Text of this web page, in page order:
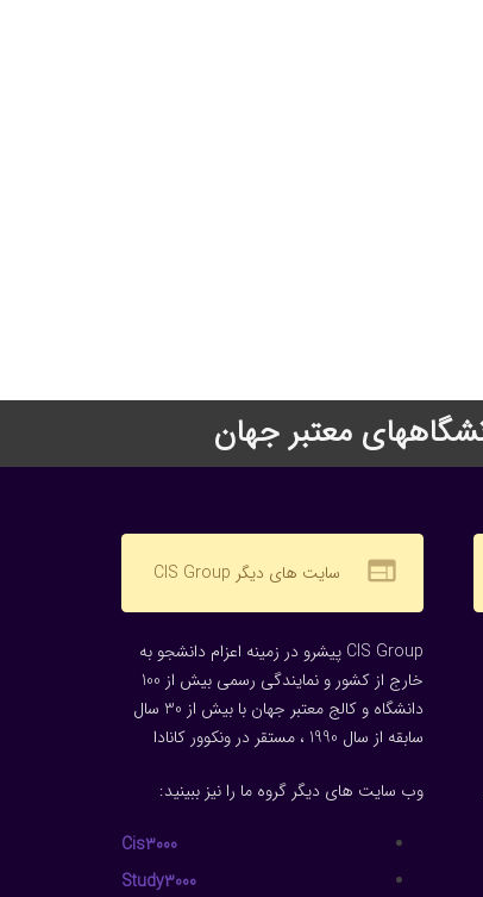
web سایت های دیگر CIS Group
CIS Group پیشرو در زمینه اعزام دانشجو به
خارج از کشور و نمایندگی رسمی بیش از 100
دانشگاه و کالج معتبر جهان با بیش از 30 سال
سابقه از سال 1990 ، مستقر در ونکوور کانادا
وب سایت های دیگر گروه ما را نیز ببینید:
Cis3000
Study3000